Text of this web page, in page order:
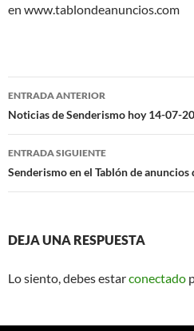
en www.tablondeanuncios.com
Navegación
de
entradas
ENTRADA ANTERIOR
Noticias de Senderismo hoy 14-07-
ENTRADA SIGUIENTE
Senderismo en el Tablón de
DEJA UNA RESPUESTA
Lo siento, debes estarconectado